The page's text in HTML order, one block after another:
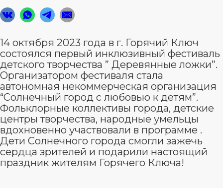
14 октября 2023 года в г. Горячий Ключ
состоялся первый инклюзивный фестиваль
детского творчества ” Деревянные ложки”.
Организатором фестиваля стала
автономная некоммерческая организация
“Солнечный город с любовью к детям”.
Фольклорные коллективы города, детские
центры творчества, народные умельцы
вдохновенно участвовали в программе .
Дети Солнечного города смогли зажечь
сердца зрителей и подарили настоящий
праздник жителям Горячего Ключа!